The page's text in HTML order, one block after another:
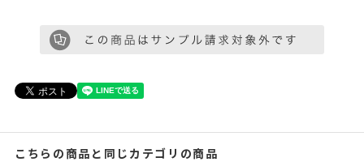
こちらの商品と同じカテゴリの商品